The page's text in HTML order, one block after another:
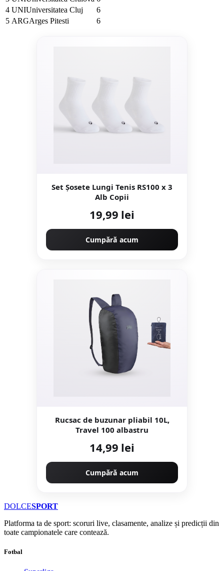
4 UNIUniversitatea Cluj
6
5 ARGArges Pitesti 6
Set Şosete Lungi Tenis RS100 x 3
Alb Copii
19,99 lei
Cumpără acum
Rucsac de buzunar pliabil 10L,
Travel 100 albastru
14,99 lei
Cumpără acum
DOLCESPORT
Platforma ta de sport: scoruri live, clasamente, analize și predicții din
toate campionatele care contează.
Fotbal